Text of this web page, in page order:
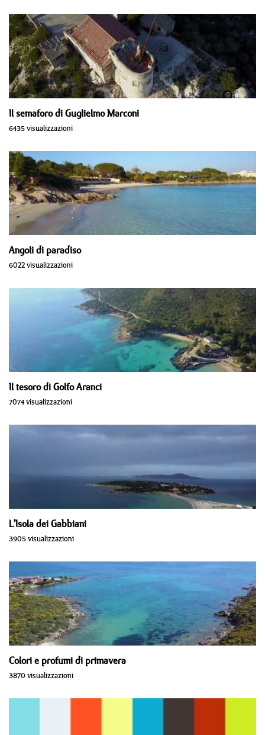
Il semaforo di Guglielmo Marconi
6435 visualizzazioni
Angoli di paradiso
6022 visualizzazioni
Il tesoro di Golfo Aranci
7074 visualizzazioni
L'Isola dei Gabbiani
3905 visualizzazioni
Colori e profumi di primavera
3870 visualizzazioni